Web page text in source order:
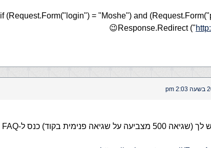
if (Request.Form("login") = "Moshe") and
😉
על מנת לצפות בשגיאות שיש לך (שגיאה 500 מצביעה על שגיאה פנימית בקוד) כנס ל-FAQ